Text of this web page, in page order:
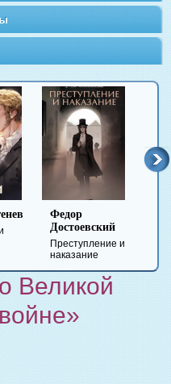
Федор
Достоевский
Преступление и
наказание
Великой